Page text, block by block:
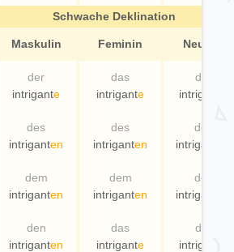
Schwache Deklination
Maskulin Feminin Neutral
der
intrigante
das
intrigante
die
intrigant
des
intriganten
des
intriganten
der
intrigant
dem
intriganten
dem
intriganten
der
intrigant
den
intriganten
das
intrigante
die
intrigant